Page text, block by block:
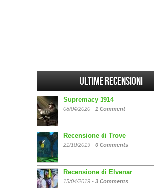
Ultime Recensioni
Supremacy 1914
08/04/2020 - 1 Comment
Recensione di Trove
21/10/2019 - 0 Comments
Recensione di Elvenar
15/04/2019 - 3 Comments